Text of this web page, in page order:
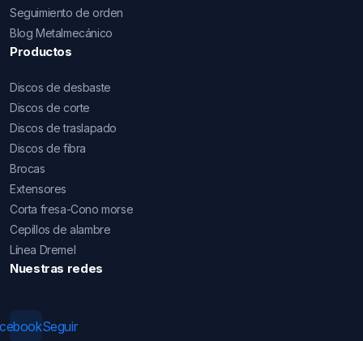
Seguimiento de orden
Blog Metalmecánico
Productos
Discos de desbaste
Discos de corte
Discos de traslapado
Discos de fibra
Brocas
Extensores
Corta fresa-Cono morse
Cepillos de alambre
Línea Dremel
Nuestras redes
Seguir